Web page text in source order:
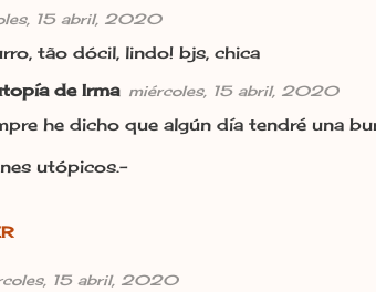
15 abril, 2020
tão dócil, lindo! bjs, chica
de Irma miércoles, 15 abril, 2020
he dicho que algún día tendré una
utópicos.-
15 abril, 2020